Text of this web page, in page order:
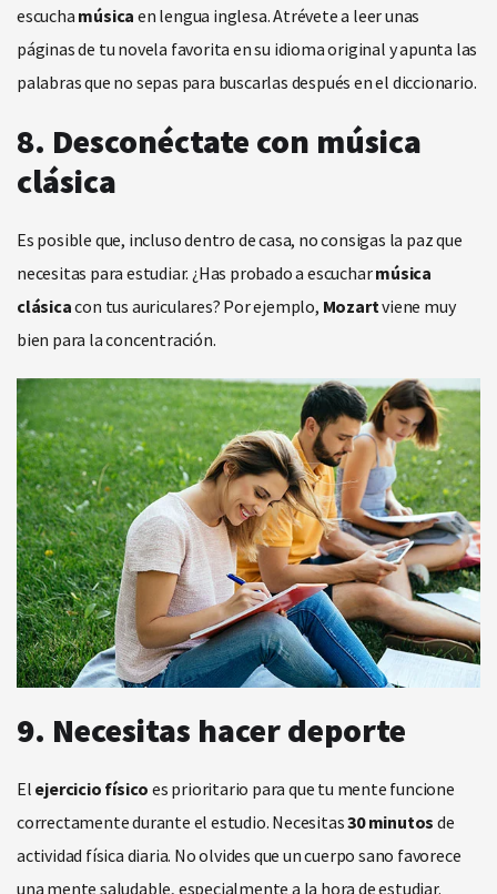
escucha música en lengua inglesa. Atrévete a leer unas
páginas de tu novela favorita en su idioma original y apunta las
palabras que no sepas para buscarlas después en el diccionario.
8. Desconéctate con música
clásica
Es posible que, incluso dentro de casa, no consigas la paz que
necesitas para estudiar. ¿Has probado a escucharmúsica
clásicacon tus auriculares? Por ejemplo, Mozartviene muy
bien para la concentración.
9. Necesitas hacer deporte
El ejercicio físico es prioritario para que tu mente funcione
correctamente durante el estudio. Necesitas30 minutos de
actividad física diaria. No olvides que un cuerpo sano favorece
una mente saludable, especialmente a la hora de estudiar.